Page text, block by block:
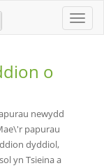
Toggle
o
newydd
papurau
dyddiol,
yn Tsieina a